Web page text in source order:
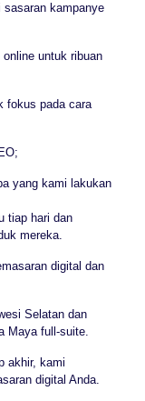
kampanye
untuk ribuan
fokus pada cara
yang kami lakukan
tiap hari dan
mereka.
digital dan
Selatan dan
Maya full-suite.
akhir, kami
digital Anda.